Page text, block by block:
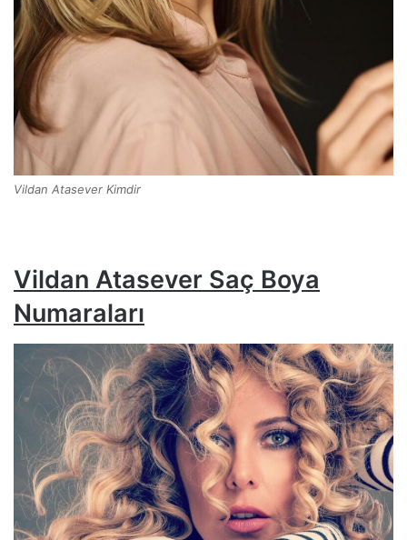
Vildan Atasever Kimdir
Vildan Atasever Saç Boya
Numaraları